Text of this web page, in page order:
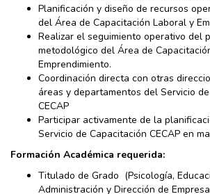
Planificación y diseño de recursos
del Área de Capacitación Laboral y
Realizar el seguimiento operativo del
metodológico del Área de
Emprendimiento.
Coordinación directa con otras
áreas y departamentos del Servicio
CECAP
Participar activamente de la
Servicio de Capacitación CECAP en
Formación Académica requerida:
Titulado de Grado (Psicología,
Administración y Dirección de